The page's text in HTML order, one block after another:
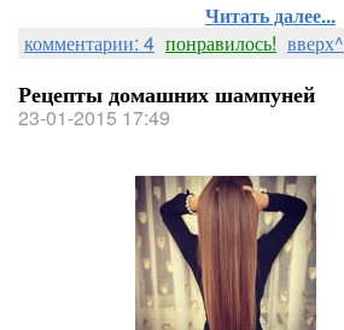
Читать далее...
комментарии: 4 понравилось! вверх^
Рецепты домашних шампуней
23-01-2015 17:49